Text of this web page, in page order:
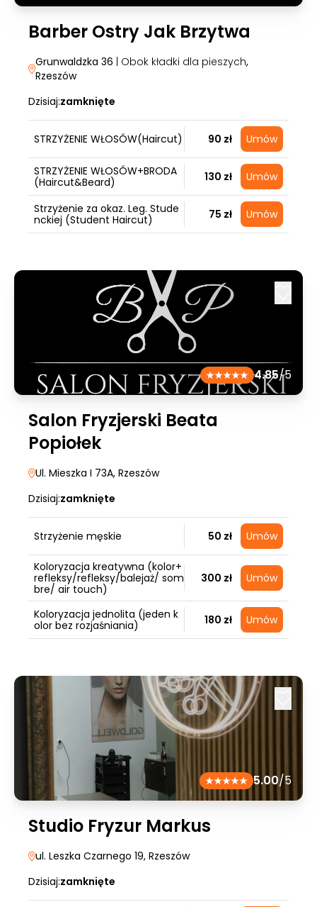
Barber Ostry Jak Brzytwa
Grunwaldzka 36 | Obok kładki dla pieszych,
Rzeszów
Dzisiaj:zamknięte
STRZYŻENIE WŁOSÓW(Haircut) 90 zł Umów
STRZYŻENIE WŁOSÓW+BRODA
(Haircut&Beard)
130 zł Umów
Strzyżenie za okaz. Leg. Stude
nckiej (Student Haircut)
75 zł Umów
4.85/5
Salon Fryzjerski Beata
Popiołek
Ul. Mieszka I 73A, Rzeszów
Dzisiaj:zamknięte
Strzyżenie męskie 50 zł Umów
Koloryzacja kreatywna (kolor+
refleksy/refleksy/balejaż/ som
bre/ air touch)
300 zł Umów
Koloryzacja jednolita (jeden k
olor bez rozjaśniania)
180 zł Umów
5.00/5
Studio Fryzur Markus
ul. Leszka Czarnego 19, Rzeszów
Dzisiaj:zamknięte